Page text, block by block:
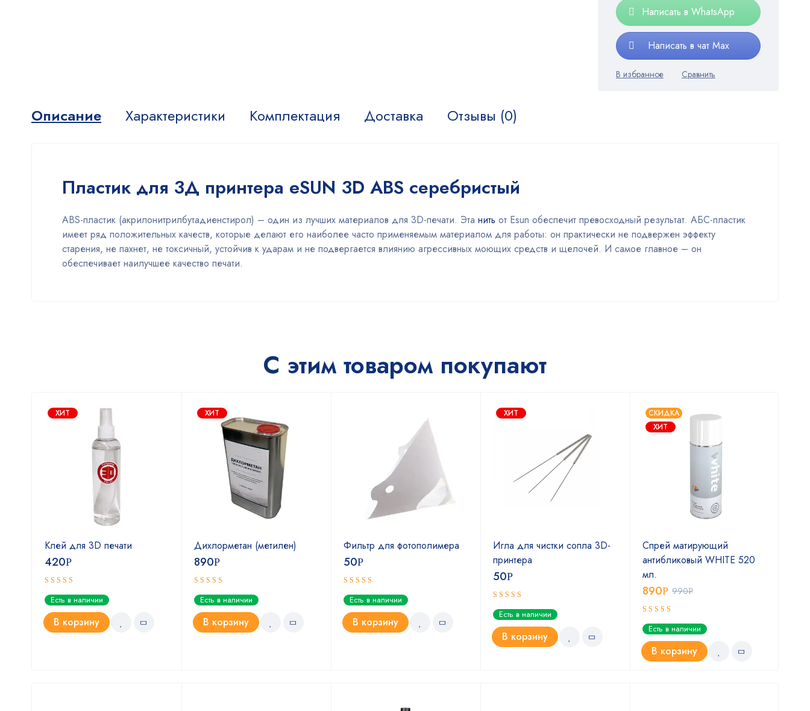
Написать в WhatsApp
Написать в чат Max
Описание Характеристики Комплектация Доставка Отзывы (0)
Пластик для 3Д принтера eSUN 3D ABS серебристый
ABS-пластик (акрилонитрилбутадиенстирол) – один из лучших материалов для 3D-печати. Эта нить от Esun обеспечит превосходный результат. АБС-пластик
имеет ряд положительных качеств, которые делают его наиболее часто применяемым материалом для работы: он практически не подвержен эффекту
старения, не пахнет, не токсичный, устойчив к ударам и не подвергается влиянию агрессивных моющих средств и щелочей. И самое главное – он
обеспечивает наилучшее качество печати.
С этим товаром покупают
ХИТ
Клей для 3D печати
420Р
Оценка
5.00из 5
Есть в наличии
В корзину
ХИТ
Дихлорметан (метилен)
890Р
Оценка
4.67из 5
Есть в наличии
В корзину
Фильтр для фотополимера
50Р
Оценка
5.00из 5
Есть в наличии
В корзину
ХИТ
Игла для чистки сопла 3D-
принтера
50Р
Оценка
5.00из 5
Есть в наличии
В корзину
СКИДКА
ХИТ
Спрей матирующий
антибликовый WHITE 520
мл.
990Р
890Р
Оценка
5.00из 5
Есть в наличии
В корзину